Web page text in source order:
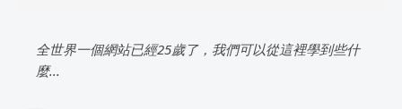
全世界一個網站已經25歲了，我們可以從這裡學到些什
麼...